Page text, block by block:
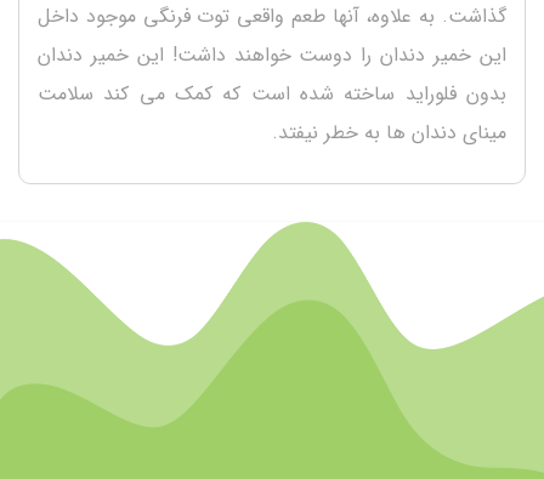
گذاشت. به علاوه، آنها طعم واقعی توت فرنگی موجود داخل
این خمیر دندان را دوست خواهند داشت! این خمیر دندان
بدون فلوراید ساخته شده است که کمک می کند سلامت
مینای دندان ها به خطر نیفتد.